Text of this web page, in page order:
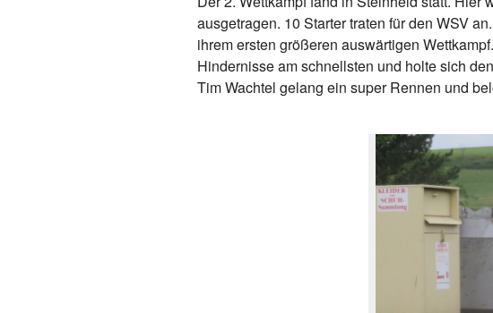
ausgetragen. 10 Starter traten für den WSV
ihrem ersten größeren auswärtigen
Hindernisse am schnellsten und holte sich
Tim Wachtel gelang ein super Rennen und